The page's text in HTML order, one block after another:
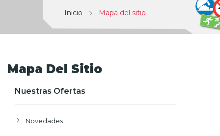
Inicio Mapa del sitio
Mapa Del Sitio
Nuestras Ofertas
Novedades